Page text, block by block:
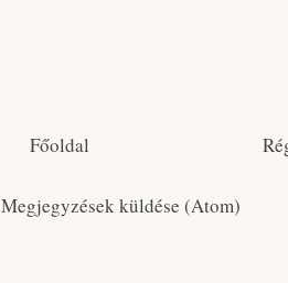
Főoldal
Megjegyzések küldése (Atom)